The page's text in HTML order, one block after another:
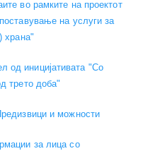
во рамките на проектот
на услуги за
храна"
иницијативата "Со
трето доба"
и можности
за лица со